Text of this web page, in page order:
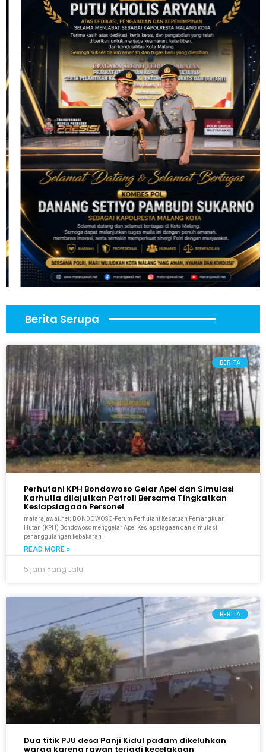
Berita Serupa
BERITA
Perhutani KPH Bondowoso Gelar Apel dan Simulasi
Karhutla dilajutkan Patroli Bersama Tingkatkan
Kesiapsiagaan Personel
matarajawai.net; BONDOWOSO-Perum Perhutani Kesatuan Pemangkuan
Hutan (KPH) Bondowoso menggelar Apel Kesiapsiagaan dan simulasi
penanggulangan kebakaran
READ MORE »
5 jam Yang Lalu
BERITA
Dua titik PJU desa Panji Kidul padam dikeluhkan
warga karena rawan terjadi kecelakaan